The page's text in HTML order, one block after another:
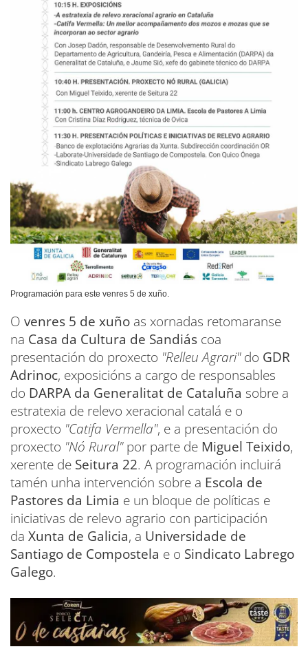
Programación para este venres 5 de xuño.
O venres 5 de xuño as xornadas retomaranse
na Casa da Cultura de Sandiás coa
presentación do proxecto "Relleu Agrari"do GDR
Adrinoc, exposicións a cargo de responsables
do DARPA da Generalitat de Cataluña sobre a
estratexia de relevo xeracional catalá e o
proxecto "Catifa Vermella", e a presentación do
proxecto "Nó Rural"por parte de Miguel Teixido,
xerente de Seitura 22. A programación incluirá
tamén unha intervención sobre a Escola de
Pastores da Limia e un bloque de políticas e
iniciativas de relevo agrario con participación
da Xunta de Galicia, a Universidade de
Santiago de Compostela e o Sindicato Labrego
Galego.